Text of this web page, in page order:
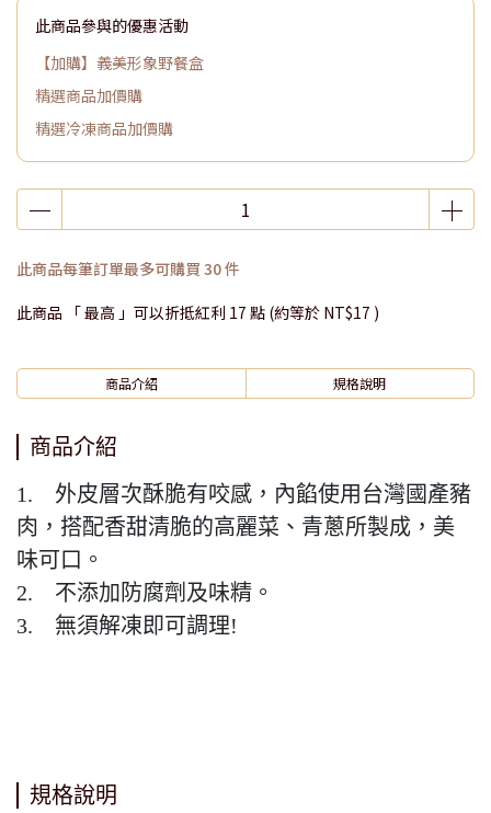
此商品參與的優惠活動
【加購】義美形象野餐盒
精選商品加價購
精選冷凍商品加價購
此商品每筆訂單最多可購買 30 件
此商品 「 最高 」可以折抵紅利 17 點 (約等於 NT$17 )
商品介紹 規格說明
商品介紹
1. 外皮層次酥脆有咬感，內餡使用台灣國產豬
肉，搭配香甜清脆的高麗菜、青蔥所製成，美
味可口。
2. 不添加防腐劑及味精。
3. 無須解凍即可調理!
規格說明